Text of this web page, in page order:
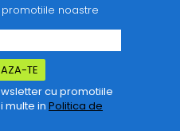
noastre
cu promotiile
multe in Politica de